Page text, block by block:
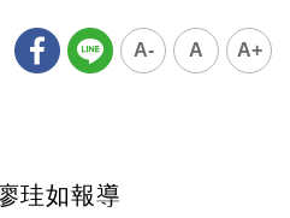
A- A A+
珪如報導